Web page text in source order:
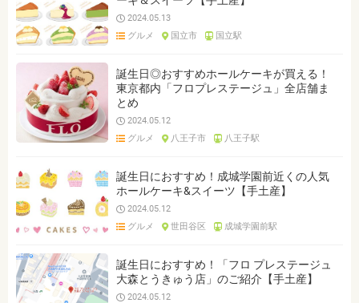
2024.05.13
グルメ
国立市 国立駅
誕生日◎おすすめホールケーキが買える！
東京都内「フロプレステージュ」全店舗ま
とめ
2024.05.12
グルメ
八王子市 八王子駅
誕生日におすすめ！成城学園前近くの人気
ホールケーキ&スイーツ【手土産】
2024.05.12
グルメ
世田谷区 成城学園前駅
誕生日におすすめ！「フロ プレステージュ
大森とうきゅう店」のご紹介【手土産】
2024.05.12